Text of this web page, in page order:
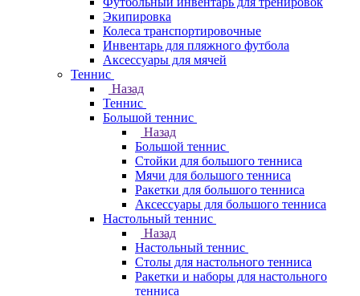
Экипировка
Колеса транспортировочные
Инвентарь для пляжного футбола
Аксессуары для мячей
Теннис
Назад
Теннис
Большой теннис
Назад
Большой теннис
Стойки для большого тенниса
Мячи для большого тенниса
Ракетки для большого тенниса
Аксессуары для большого тенниса
Настольный теннис
Назад
Настольный теннис
Столы для настольного тенниса
Ракетки и наборы для настольного
тенниса